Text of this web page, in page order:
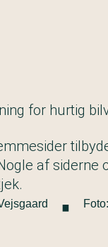
for hurtig
af siderne
·